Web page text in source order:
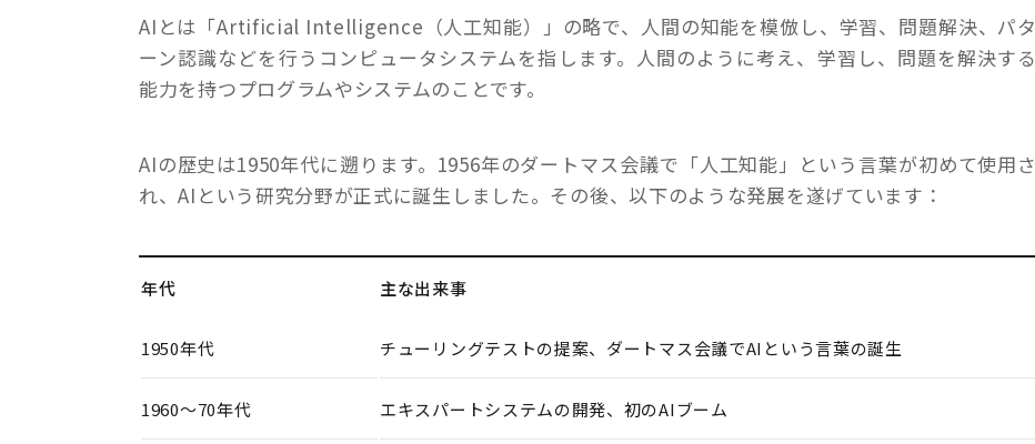
AIとは「Artificial Intelligence（人工知能）」の略で、人間の知能を模倣し、学習、問題解決、パタ
ーン認識などを行うコンピュータシステムを指します。人間のように考え、学習し、問題を解決する
能力を持つプログラムやシステムのことです。
AIの歴史は1950年代に遡ります。1956年のダートマス会議で「人工知能」という言葉が初めて使用さ
れ、AIという研究分野が正式に誕生しました。その後、以下のような発展を遂げています：
年代 主な出来事
1950年代 チューリングテストの提案、ダートマス会議でAIという言葉の誕生
1960〜70年代 エキスパートシステムの開発、初のAIブーム